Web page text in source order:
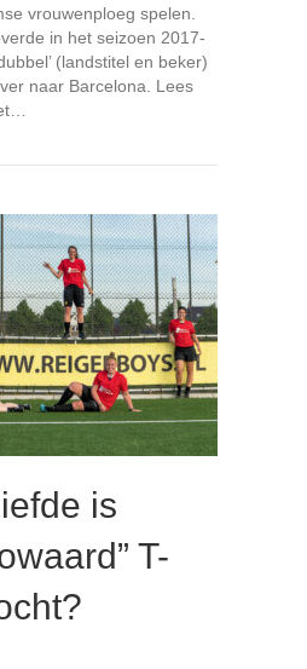
vrouwenploeg spelen.
in het seizoen 2017-
(landstitel en beker)
naar Barcelona. Lees
van der Gragt terug naar Ajax
is
T-